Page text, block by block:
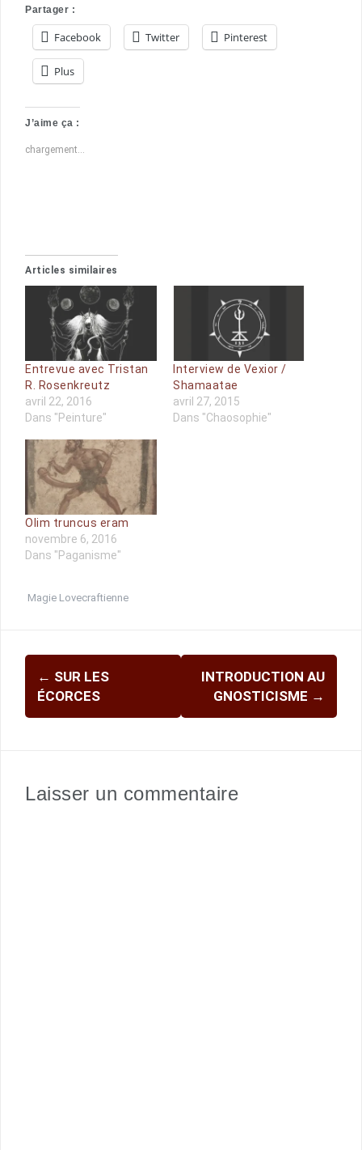
Partager :
Facebook Twitter Pinterest
Plus
J’aime ça :
chargement…
Articles similaires
Entrevue avec Tristan
R. Rosenkreutz
avril 22, 2016
Dans "Peinture"
Interview de Vexior /
Shamaatae
avril 27, 2015
Dans "Chaosophie"
Olim truncus eram
novembre 6, 2016
Dans "Paganisme"
Magie Lovecraftienne
Navigation
d'article
← SUR LES
ÉCORCES
INTRODUCTION AU
GNOSTICISME →
Laisser un commentaire